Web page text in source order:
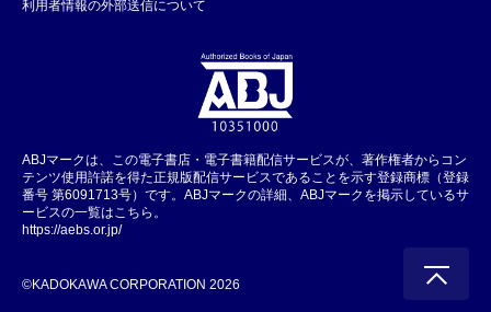
利用者情報の外部送信について
ABJマークは、この電子書店・電子書籍配信サービスが、著作権者からコン
テンツ使用許諾を得た正規版配信サービスであることを示す登録商標（登録
番号 第6091713号）です。ABJマークの詳細、ABJマークを掲示しているサ
ービスの一覧はこちら。
https://aebs.or.jp/
©KADOKAWA CORPORATION 2026